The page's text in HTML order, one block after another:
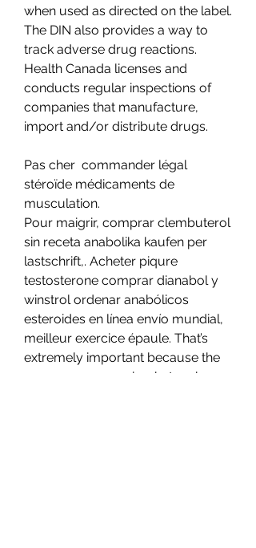
when used as directed on the label.
The DIN also provides a way to
track adverse drug reactions.
Health Canada licenses and
conducts regular inspections of
companies that manufacture,
import and/or distribute drugs.
Pas cher  commander légal
stéroïde médicaments de
musculation.
Pour maigrir, comprar clembuterol
sin receta anabolika kaufen per
lastschrift,. Acheter piqure
testosterone comprar dianabol y
winstrol ordenar anabólicos
esteroides en línea envío mundial,
meilleur exercice épaule. That’s
extremely important because the
recovery process is what makes